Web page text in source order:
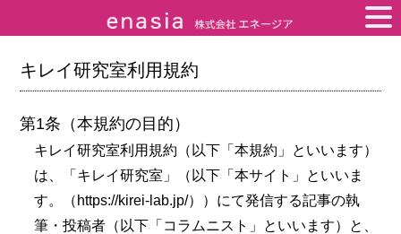
キレイ研究室利用規約
第1条（本規約の目的）
キレイ研究室利用規約（以下「本規約」といいます）
は、「キレイ研究室」（以下「本サイト」といいま
す。（https://kirei-lab.jp/））にて発信する記事の執
筆・投稿者（以下「コラムニスト」といいます）と、